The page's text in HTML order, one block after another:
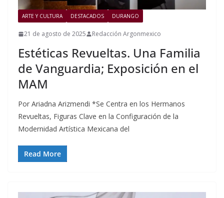
ARTE Y CULTURA DESTACADOS DURANGO
21 de agosto de 2025 Redacción Argonmexico
Estéticas Revueltas. Una Familia
de Vanguardia; Exposición en el
MAM
Por Ariadna Arizmendi *Se Centra en los Hermanos
Revueltas, Figuras Clave en la Configuración de la
Modernidad Artística Mexicana del
Read More